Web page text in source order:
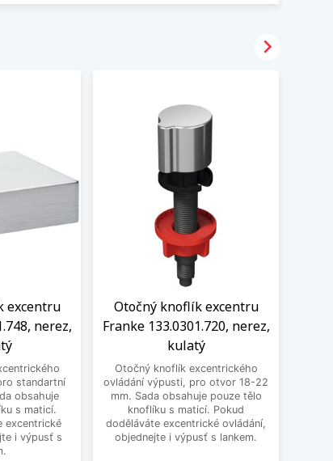
excentru
nerez,
standartní
obsahuje
s maticí.
excentrické
i výpusť s
Otočný knoflík excentru
Franke 133.0301.720, nerez,
kulatý
Otočný knoflík excentrického
ovládání výpusti, pro otvor 18-22
mm. Sada obsahuje pouze tělo
knoflíku s maticí. Pokud
doděláváte excentrické ovládání,
objednejte i výpusť s lankem.
